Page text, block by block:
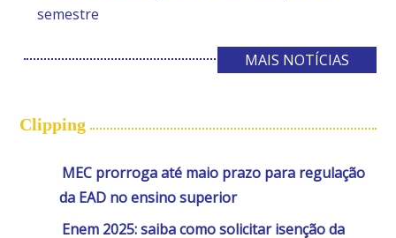
semestre
MAIS NOTÍCIAS
Clipping
MEC prorroga até maio prazo para regulação
da EAD no ensino superior
Enem 2025: saiba como solicitar isenção da